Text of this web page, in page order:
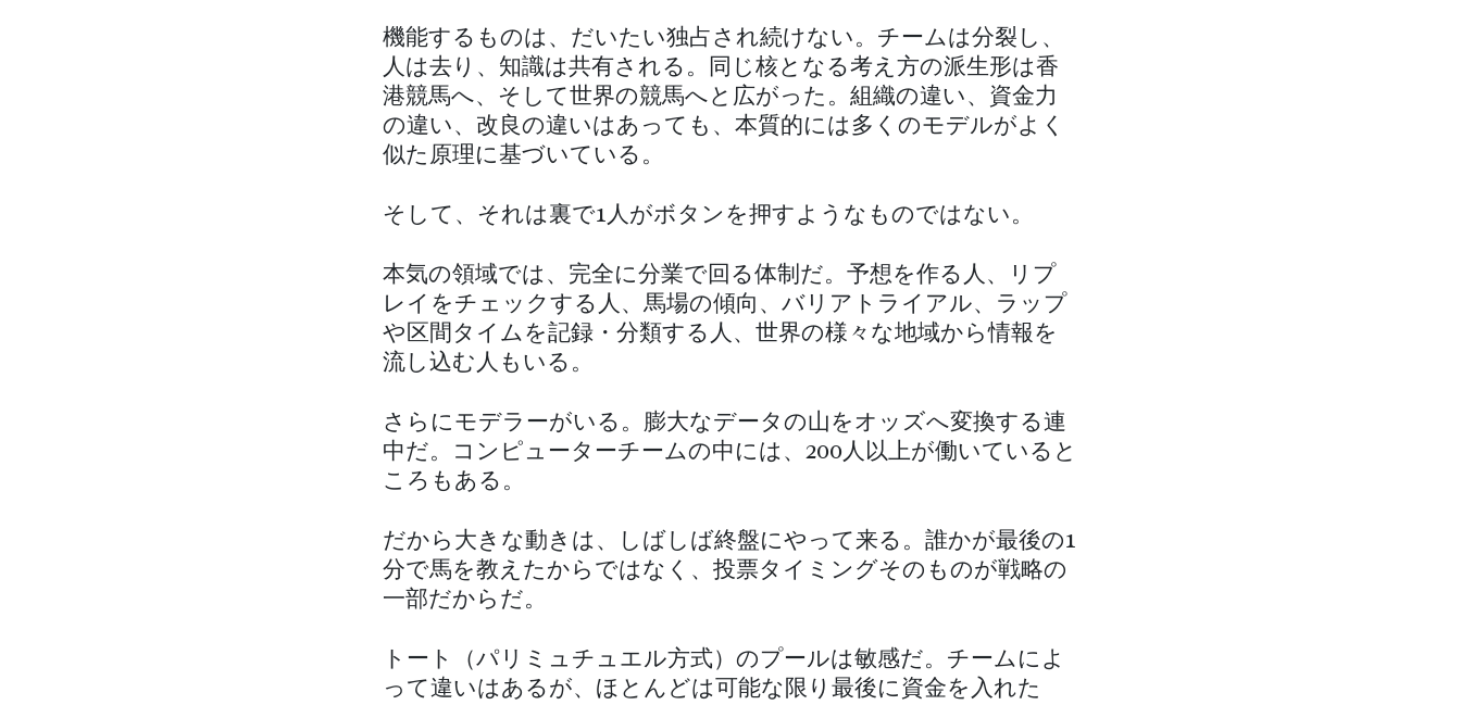
機能するものは、だいたい独占され続けない。チームは分裂し、
人は去り、知識は共有される。同じ核となる考え方の派生形は香
港競馬へ、そして世界の競馬へと広がった。組織の違い、資金力
の違い、改良の違いはあっても、本質的には多くのモデルがよく
似た原理に基づいている。
そして、それは裏で1人がボタンを押すようなものではない。
本気の領域では、完全に分業で回る体制だ。予想を作る人、リプ
レイをチェックする人、馬場の傾向、バリアトライアル、ラップ
や区間タイムを記録・分類する人、世界の様々な地域から情報を
流し込む人もいる。
さらにモデラーがいる。膨大なデータの山をオッズへ変換する連
中だ。コンピューターチームの中には、200人以上が働いていると
ころもある。
だから大きな動きは、しばしば終盤にやって来る。誰かが最後の1
分で馬を教えたからではなく、投票タイミングそのものが戦略の
一部だからだ。
トート（パリミュチュエル方式）のプールは敏感だ。チームによ
って違いはあるが、ほとんどは可能な限り最後に資金を入れた